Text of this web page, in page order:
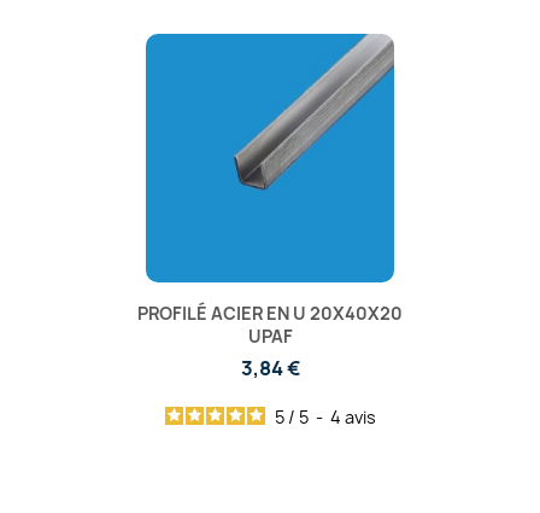
PROFILÉ ACIER EN U 20X40X20
UPAF
3,84 €
5 / 5 - 4 avis